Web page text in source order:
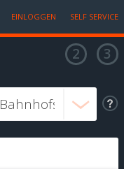
EINLOGGEN SELF SERVICE